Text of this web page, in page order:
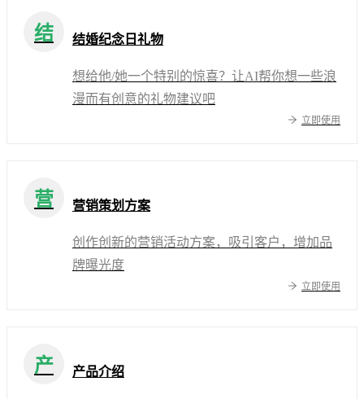
结 结婚纪念日礼物
想给他/她一个特别的惊喜？让AI帮你想一些浪
漫而有创意的礼物建议吧
立即使用
营 营销策划方案
创作创新的营销活动方案，吸引客户，增加品
牌曝光度
立即使用
产 产品介绍